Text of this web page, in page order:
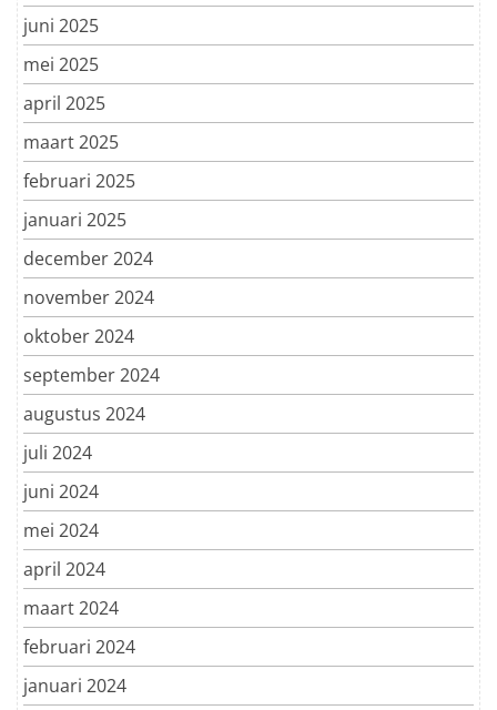
juni 2025
mei 2025
april 2025
maart 2025
februari 2025
januari 2025
december 2024
november 2024
oktober 2024
september 2024
augustus 2024
juli 2024
juni 2024
mei 2024
april 2024
maart 2024
februari 2024
januari 2024